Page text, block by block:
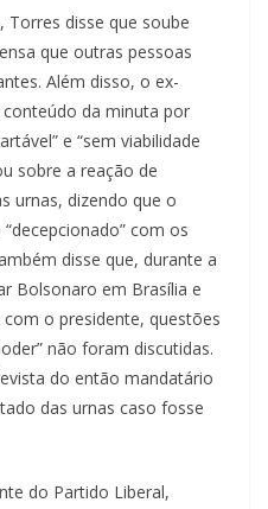
disse que soube
que outras pessoas
Além disso, o ex-
da minuta por
e “sem viabilidade
sobre a reação de
urnas, dizendo que o
com os
disse que, durante a
Bolsonaro em Brasília e
o presidente, questões
não foram discutidas.
do então mandatário
das urnas caso fosse
do Partido Liberal,